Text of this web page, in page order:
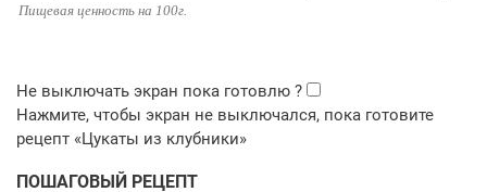
Пищевая ценность на 100г.
ПОШАГОВЫЙ РЕЦЕПТ